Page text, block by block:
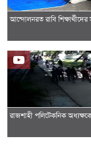
আন্দোলনরত রাবি শিক্ষার্থীদের
রাজশাহী পলিটেকনিক